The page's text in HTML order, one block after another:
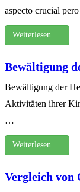
aspecto crucial
Weiterlesen …
Bewältigung
Bewältigung der
Aktivitäten ihrer
…
Weiterlesen …
Vergleich von